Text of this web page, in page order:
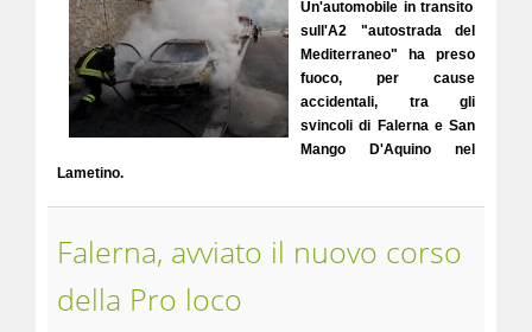
Un'automobile in transito
sull'A2 "autostrada del
Mediterraneo" ha preso
fuoco, per cause
accidentali, tra gli
svincoli di Falerna e San
Mango D'Aquino nel
Lametino.
Falerna, avviato il nuovo corso
della Pro loco